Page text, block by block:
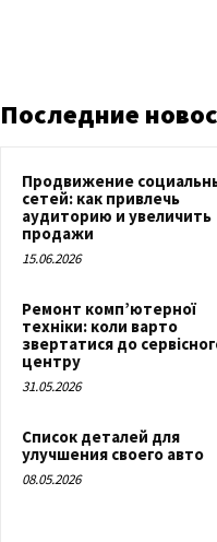
Последние
Продвижение
сетей: как привлечь
аудиторию и увеличить
продажи
15.06.2026
Ремонт комп’ютерної
техніки: коли варто
звертатися до
центру
31.05.2026
Список деталей для
улучшения своего авто
08.05.2026